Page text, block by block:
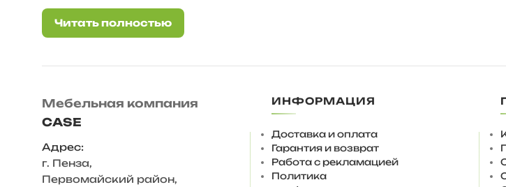
Тумба/ 1200х457х370
Вешалка/ 1200х1386х370
Ответы на частые вопросы:
— Антресоли крепятся к стене на уголок мебельный с декоративной крышкой.
механическими толкателями push-to-open, межсекционными стяжками.
— Регулируемая опора 27 мм, вместо нее можно использовать подпятники 4 мм.
Высота комплекта 218 см., это полностью закрученные ножки, дополнительно
Увеличивать высоту комплекта мебели за счет выкручивания опор не
Читать полностью
Читать полностью
Мебельная компания
CASE
Адрес:
г. Пенза,
Первомайский район,
ИНФОРМАЦИЯ
Доставка и оплата
Гарантия и возврат
Работа с рекламацией
Политика